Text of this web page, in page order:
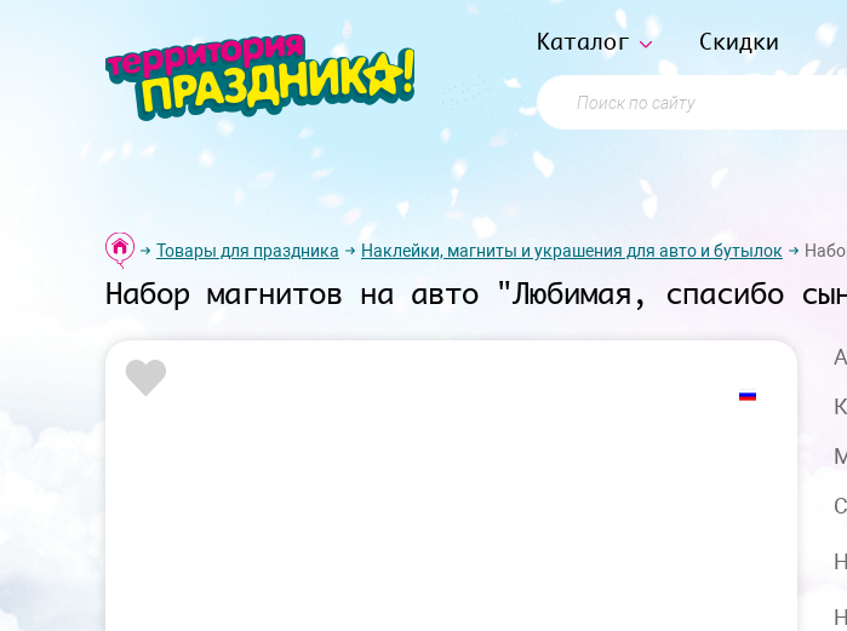
Каталог Скидки
Поиск по сайту
Товары для праздника Наклейки, магниты и украшения для авто и бутылок
Набор магнитов на авто "Любимая, спасибо